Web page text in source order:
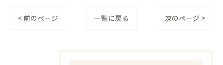
< 前のページ 一覧に戻る 次のページ >